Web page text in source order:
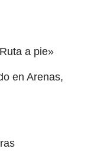
a pie»
en Arenas,